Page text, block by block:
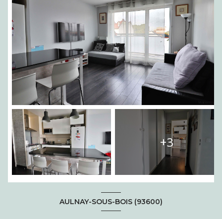
+3
AULNAY-SOUS-BOIS (93600)